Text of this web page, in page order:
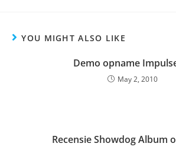
YOU MIGHT ALSO LIKE
Demo opname
May 2, 2010
Recensie Showdog Album